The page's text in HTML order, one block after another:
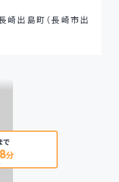
崎出島町（長崎市出
で
分